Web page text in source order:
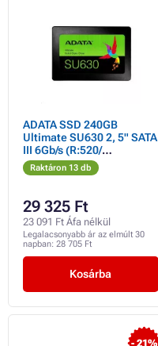
ADATA SSD 240GB
Ultimate SU630 2, 5" SATA
III 6Gb/s (R:520/
W:450MB/s)
Raktáron 13 db
29 325 Ft
23 091 Ft Áfa nélkül
Legalacsonyabb ár az elmúlt 30
napban: 28 705 Ft
Kosárba
- 21%